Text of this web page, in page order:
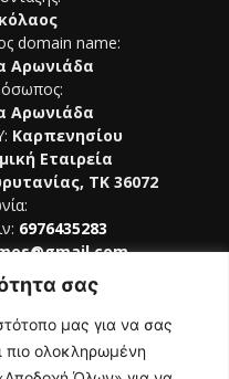
σας
μας για να σας
πιο ολοκληρωμένη
domain name:
Αρωνιάδα
Αρωνιάδα
Καρπενησίου
Εταιρεία
ΤΚ 36072
6976435283
Μ.Η.Τ. 242044